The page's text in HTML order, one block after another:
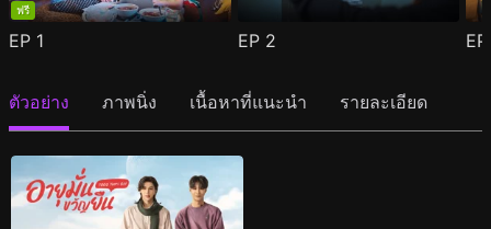
ฟรี
EP 1 EP 2
ตัวอย่าง ภาพนิ่ง เนื้อหาที่แนะนำ รายละเอียด